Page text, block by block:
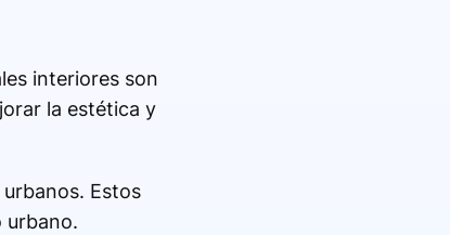
interiores son
la estética y
Estos
urbano.